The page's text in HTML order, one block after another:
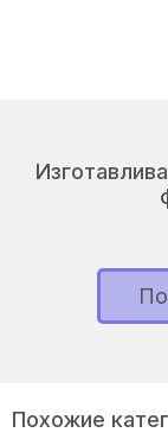
Похожие